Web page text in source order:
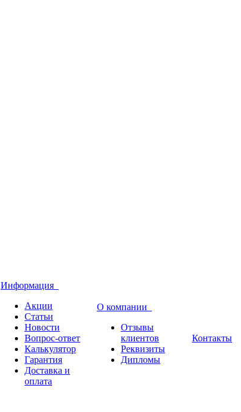
Информация
Акции
Статьи
Новости
Вопрос-ответ
Калькулятор
Гарантия
Доставка и
оплата
О компании
Отзывы
клиентов
Реквизиты
Дипломы
Контакты